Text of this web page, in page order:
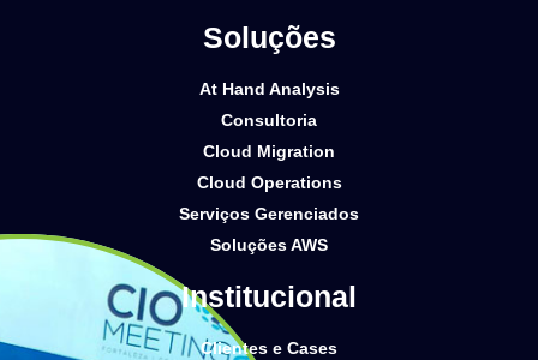
Soluções
At Hand Analysis
Consultoria
Cloud Migration
Cloud Operations
Serviços Gerenciados
Soluções AWS
Institucional
Clientes e Cases